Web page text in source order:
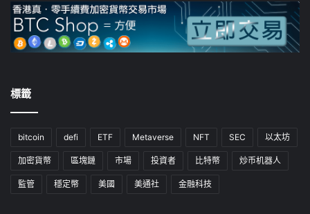
標籤
bitcoin defi ETF Metaverse NFT SEC 以太坊
加密貨幣 區塊鏈 市場 投資者 比特幣 炒币机器人
監管 穩定幣 美國 美通社 金融科技